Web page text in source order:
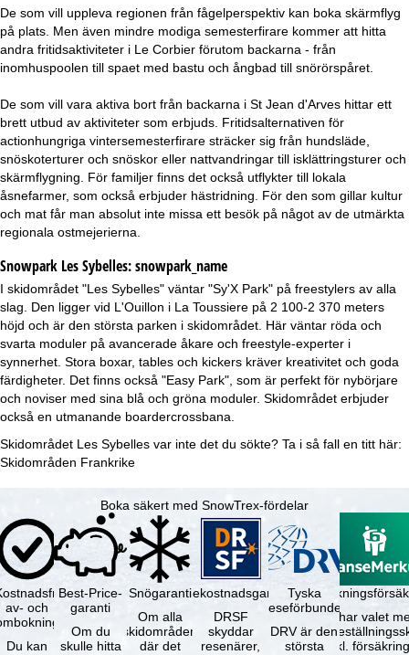
De som vill uppleva regionen från fågelperspektiv kan boka skärmflyg
på plats. Men även mindre modiga semesterfirare kommer att hitta
andra fritidsaktiviteter i Le Corbier förutom backarna - från
inomhuspoolen till spaet med bastu och ångbad till snörörspåret.
De som vill vara aktiva bort från backarna i St Jean d'Arves hittar ett
brett utbud av aktiviteter som erbjuds. Fritidsalternativen för
actionhungriga vintersemesterfirare sträcker sig från hundsläde,
snöskoterturer och snöskor eller nattvandringar till isklättringsturer och
skärmflygning. För familjer finns det också utflykter till lokala
åsnefarmer, som också erbjuder hästridning. För den som gillar kultur
och mat får man absolut inte missa ett besök på något av de utmärkta
regionala ostmejerierna.
Snowpark Les Sybelles:snowpark_name
I skidområdet "Les Sybelles" väntar "Sy'X Park" på freestylers av alla
slag. Den ligger vid L'Ouillon i La Toussiere på 2 100-2 370 meters
höjd och är den största parken i skidområdet. Här väntar röda och
svarta moduler på avancerade åkare och freestyle-experter i
synnerhet. Stora boxar, tables och kickers kräver kreativitet och goda
färdigheter. Det finns också "Easy Park", som är perfekt för nybörjare
och noviser med sina blå och gröna moduler. Skidområdet erbjuder
också en utmanande boardercrossbana.
Skidområdet Les Sybelles var inte det du sökte? Ta i så fall en titt här:
Skidområden Frankrike
Boka säkert med SnowTrex-fördelar
av- och
Du kan
Best-Price-
garanti
Om du
skulle hitta
Snögaranti
Om alla
skidområden
där det
Resekostnadsgaranti
DRSF
skyddar
resenärer,
Tyska
reseförbundet
DRV är den
största
Du har valet
(inkl.